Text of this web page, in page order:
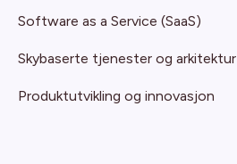
Software as a Service (SaaS)
Skybaserte tjenester og arkitektur
Produktutvikling og innovasjon